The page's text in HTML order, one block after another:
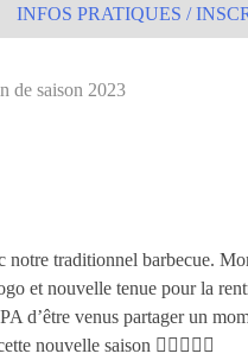
INFOS PRATIQUES /
de saison 2023
traditionnel barbecue.
et nouvelle tenue pour la
d’être venus partager un
nouvelle saison 🏊‍♂️🏊‍♀️😉